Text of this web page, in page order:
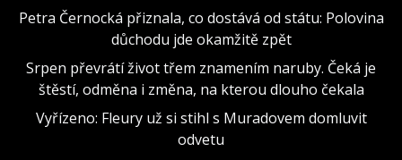
Petra Černocká přiznala, co dostává od státu: Polovina
důchodu jde okamžitě zpět
Srpen převrátí život třem znamením naruby. Čeká je
štěstí, odměna i změna, na kterou dlouho čekala
Vyřízeno: Fleury už si stihl s Muradovem domluvit
odvetu